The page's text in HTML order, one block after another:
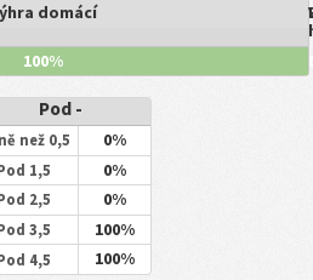
domácí
100%
Pod -
než 0,5 0%
1,5 0%
2,5 0%
3,5 100%
4,5 100%